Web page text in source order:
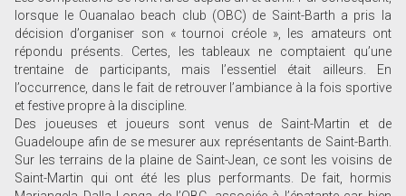
lorsque le Ouanalao beach club (OBC) de Saint-Barth a pris la
décision d’organiser son « tournoi créole », les amateurs ont
répondu présents. Certes, les tableaux ne comptaient qu’une
trentaine de participants, mais l’essentiel était ailleurs. En
l’occurrence, dans le fait de retrouver l’ambiance à la fois sportive
et festive propre à la discipline.
Des joueuses et joueurs sont venus de Saint-Martin et de
Guadeloupe afin de se mesurer aux représentants de Saint-Barth.
Sur les terrains de la plaine de Saint-Jean, ce sont les voisins de
Saint-Martin qui ont été les plus performants. De fait, hormis